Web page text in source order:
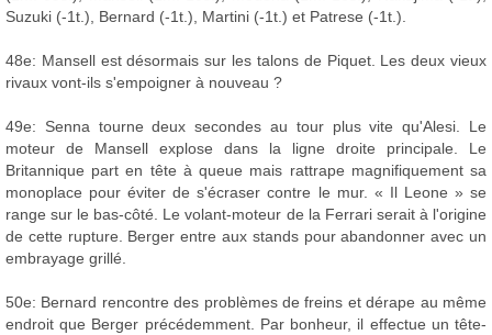
Suzuki (-1t.), Bernard (-1t.), Martini (-1t.) et Patrese (-1t.).
48e: Mansell est désormais sur les talons de Piquet. Les deux vieux
rivaux vont-ils s'empoigner à nouveau ?
49e: Senna tourne deux secondes au tour plus vite qu'Alesi. Le
moteur de Mansell explose dans la ligne droite principale. Le
Britannique part en tête à queue mais rattrape magnifiquement sa
monoplace pour éviter de s'écraser contre le mur. « Il Leone » se
range sur le bas-côté. Le volant-moteur de la Ferrari serait à l'origine
de cette rupture. Berger entre aux stands pour abandonner avec un
embrayage grillé.
50e: Bernard rencontre des problèmes de freins et dérape au même
endroit que Berger précédemment. Par bonheur, il effectue un tête-